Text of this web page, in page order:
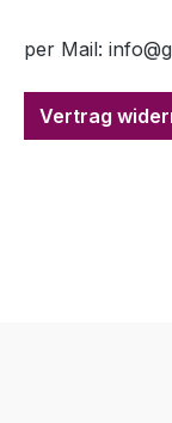
per Mail:
Vertrag